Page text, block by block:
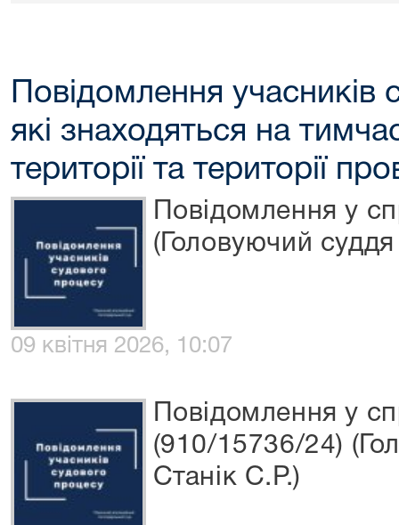
Повідомлення учасників
які знаходяться на
території та території
Повідомлення у
(Головуючий
09 квітня 2026, 10:07
Повідомлення у
(910/15736/24)
Станік С.Р.)